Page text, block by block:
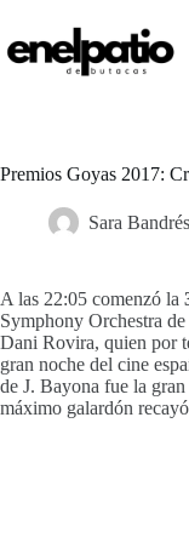
contenido
Premios Goyas 2017:
Sara Bandrés
A las 22:05 comenzó la
Symphony Orchestra
Dani Rovira, quien por
gran noche del cine
de J. Bayona fue la
máximo galardón